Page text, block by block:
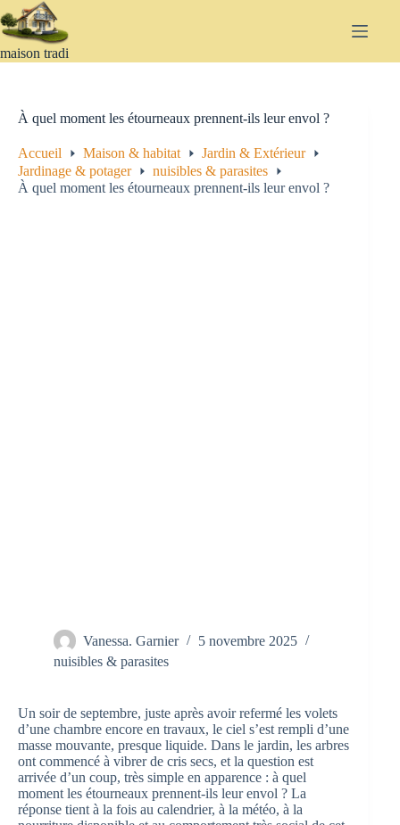
Passer
au
contenu
maison tradi
À quel moment les étourneaux prennent-ils leur envol ?
Accueil Maison & habitat
Jardin & Extérieur
Jardinage & potager
nuisibles & parasites
À quel moment les étourneaux prennent-ils leur envol ?
Vanessa. Garnier
5 novembre 2025
nuisibles & parasites
Un soir de septembre, juste après avoir refermé les volets
d’une chambre encore en travaux, le ciel s’est rempli d’une
masse mouvante, presque liquide. Dans le jardin, les arbres
ont commencé à vibrer de cris secs, et la question est
arrivée d’un coup, très simple en apparence : à quel
moment les étourneaux prennent-ils leur envol ? La
réponse tient à la fois au calendrier, à la météo, à la